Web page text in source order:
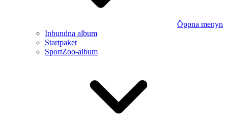
Öppna menyn
Inbundna album
Startpaket
SportZoo-album